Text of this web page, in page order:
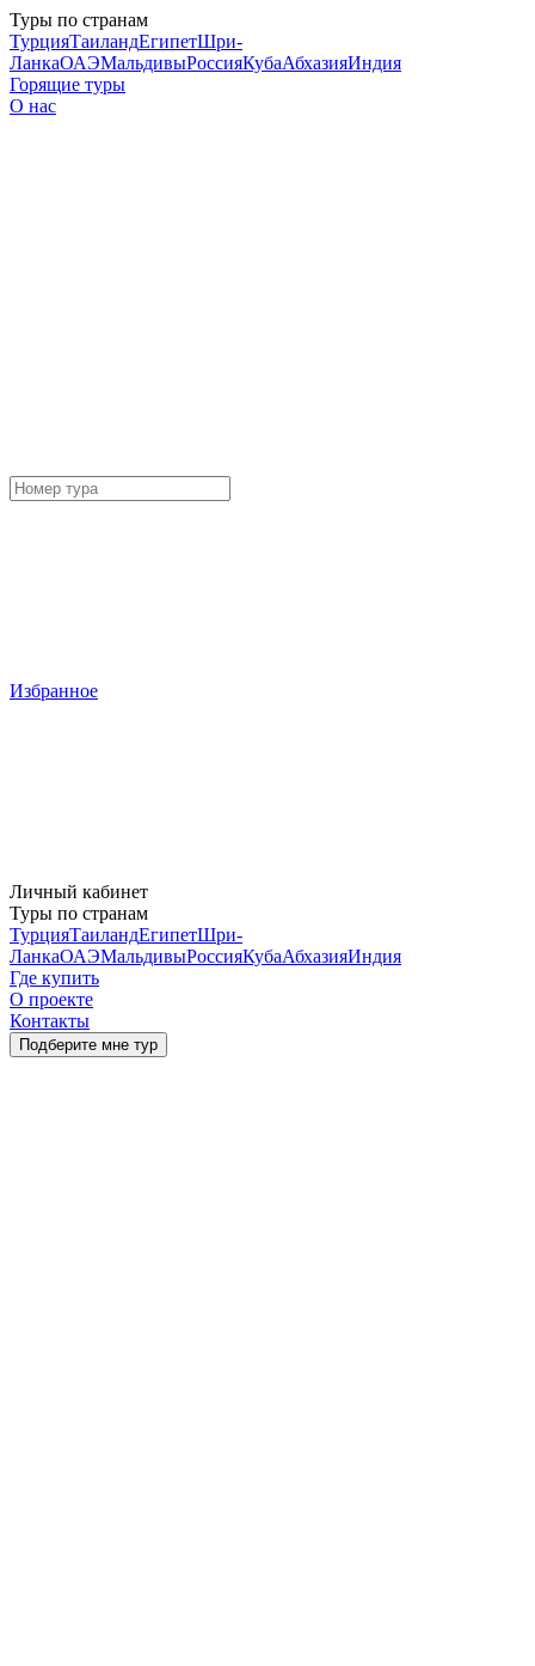
Туры по странам
ТурцияТаиландЕгипетШри-
ЛанкаОАЭМальдивыРоссияКубаАбхазияИндия
Горящие туры
О нас
Избранное
Личный кабинет
Туры по странам
ТурцияТаиландЕгипетШри-
ЛанкаОАЭМальдивыРоссияКубаАбхазияИндия
Где купить
О проекте
Контакты
Подберите мне тур